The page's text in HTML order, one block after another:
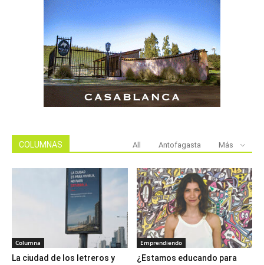
COLUMNAS All Antofagasta Más
Columna
La ciudad de los letreros y
Emprendiendo
¿Estamos educando para